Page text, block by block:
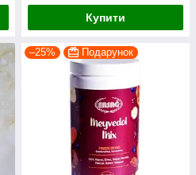
Купити
–25% Подарунок